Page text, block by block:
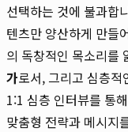
선택하는 것에 불과합
텐츠만 양산하게 만들
의 독창적인 목소리를
가로서, 그리고 심층
1:1 심층 인터뷰를 통
맞춤형 전략과 메시지